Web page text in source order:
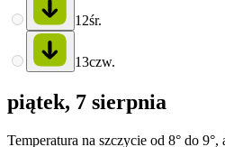
12śr.
13czw.
piątek, 7 sierpnia
Temperatura na szczycie od 8° do